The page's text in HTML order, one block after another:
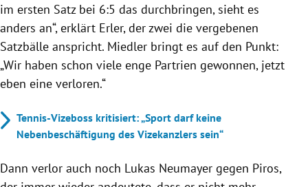
im ersten Satz bei 6:5 das durchbringen, sieht es
anders an“, erklärt Erler, der zwei die vergebenen
Satzbälle anspricht. Miedler bringt es auf den Punkt:
„Wir haben schon viele enge Partrien gewonnen, jetzt
eben eine verloren.“
Tennis-Vizeboss kritisiert: „Sport darf keine
Nebenbeschäftigung des Vizekanzlers sein“
Dann verlor auch noch Lukas Neumayer gegen Piros,